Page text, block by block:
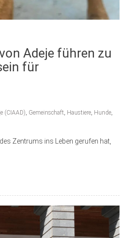
Adeje führen zu
für
(CIAAD), Gemeinschaft, Haustiere, Hunde,
Zentrums ins Leben gerufen hat,